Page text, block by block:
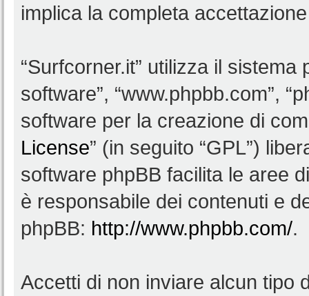
implica la completa
“Surfcorner.it” utilizza il sistema
software”, “www.phpbb.com”,
software per la creazione di
License” (in seguito “GPL”)
software phpBB facilita le aree
è responsabile dei contenuti e
phpBB: http://www.phpbb.com/.
Accetti di non inviare alcun tipo